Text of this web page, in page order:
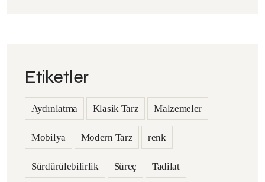
Etiketler
Aydınlatma Klasik Tarz Malzemeler
Mobilya Modern Tarz renk
Sürdürülebilirlik Süreç Tadilat